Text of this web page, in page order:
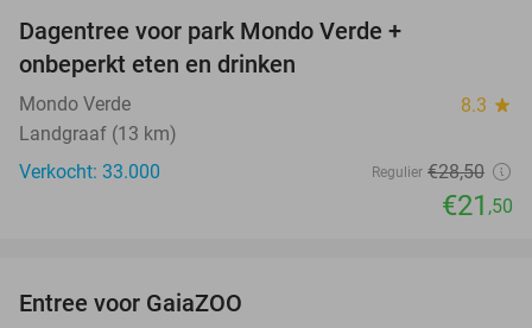
Dagentree voor park Mondo Verde +
onbeperkt eten en drinken
Mondo Verde 8.3 star
Landgraaf (13 km)
Verkocht: 33.000
Regulier €28,50
€21 ,50
Entree voor GaiaZOO